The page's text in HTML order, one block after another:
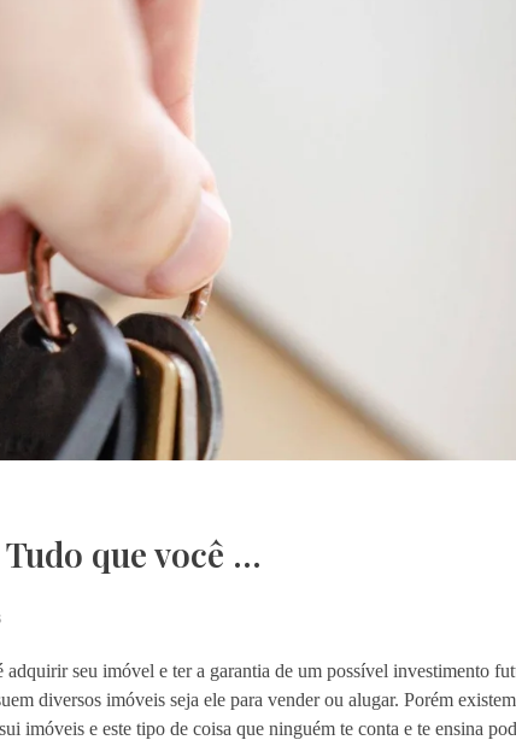
que você …
seu imóvel e ter a garantia de um possível investimento
diversos imóveis seja ele para vender ou alugar. Porém
imóveis e este tipo de coisa que ninguém te conta e te ensina